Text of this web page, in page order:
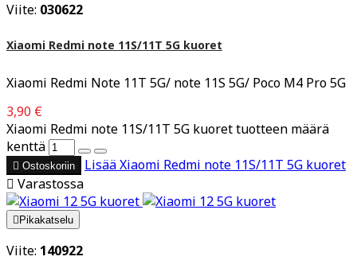
Viite: 030622
Xiaomi Redmi note 11S/11T 5G kuoret
Xiaomi Redmi Note 11T 5G/ note 11S 5G/ Poco M4 Pro 5G
3,90 €
Xiaomi Redmi note 11S/11T 5G kuoret tuotteen määrä
kenttä
 Ostoskoriin LisääXiaomi Redmi note 11S/11T 5G kuoret
 Varastossa
 Pikakatselu
Viite: 140922